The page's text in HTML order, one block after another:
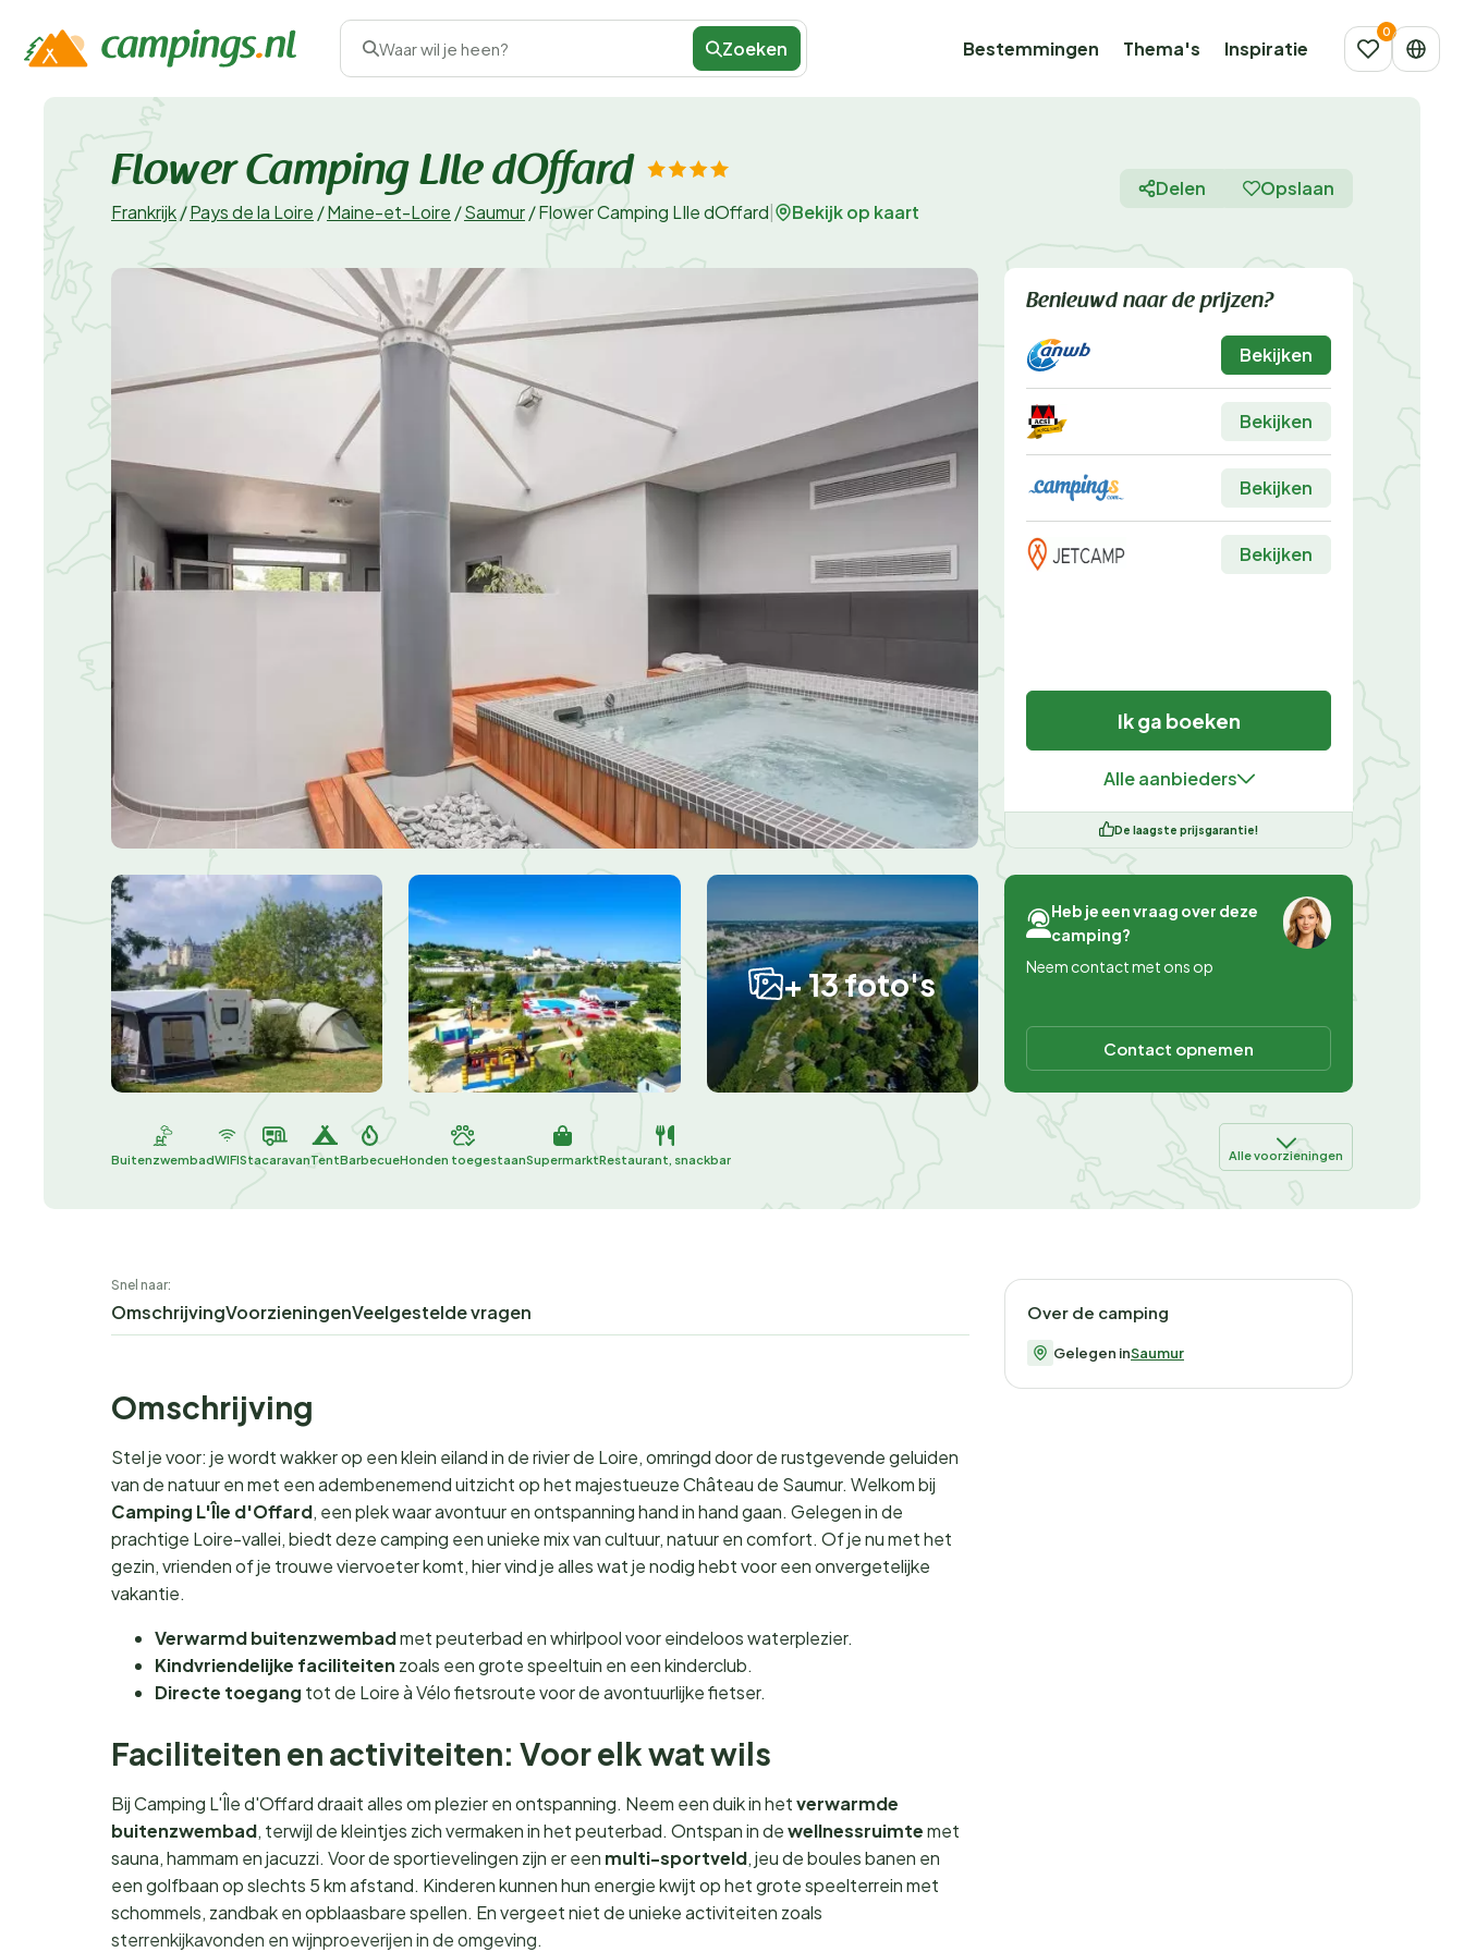
Waar wil je heen? Zoeken Bestemmingen Thema's Inspiratie
Flower Camping LIle dOffard
Frankrijk/Pays de la Loire /Maine-et-Loire /Saumur/Flower Camping LIle dOffard Bekijk op kaart
Delen Opslaan
+ 13 foto's
Benieuwd naar de prijzen?
Bekijken
Bekijken
Bekijken
Bekijken
Ik ga boeken
Alle aanbieders
De laagste prijsgarantie!
Heb je een vraag over deze
camping?
Neem contact met ons op
Contact opnemen
BuitenzwembadWIFIStacaravanTentBarbecueHonden toegestaanSupermarktRestaurant, snackbar Alle voorzieningen
Snel naar:
OmschrijvingVoorzieningenVeelgestelde vragen
Omschrijving
Stel je voor: je wordt wakker op een klein eiland in de rivier de Loire, omringd door de rustgevende geluiden
van de natuur en met een adembenemend uitzicht op het majestueuze Château de Saumur. Welkom bij
Camping L'Île d'Offard, een plek waar avontuur en ontspanning hand in hand gaan. Gelegen in de
prachtige Loire-vallei, biedt deze camping een unieke mix van cultuur, natuur en comfort. Of je nu met het
gezin, vrienden of je trouwe viervoeter komt, hier vind je alles wat je nodig hebt voor een onvergetelijke
vakantie.
Verwarmd buitenzwembadmet peuterbad en whirlpool voor eindeloos waterplezier.
Kindvriendelijke faciliteiten zoals een grote speeltuin en een kinderclub.
Directe toegang tot de Loire à Vélo fietsroute voor de avontuurlijke fietser.
Faciliteiten en activiteiten: Voor elk wat wils
Bij Camping L'Île d'Offard draait alles om plezier en ontspanning. Neem een duik in hetverwarmde
buitenzwembad, terwijl de kleintjes zich vermaken in het peuterbad. Ontspan in dewellnessruimtemet
sauna, hammam en jacuzzi. Voor de sportievelingen zijn er een multi-sportveld, jeu de boules banen en
een golfbaan op slechts 5 km afstand. Kinderen kunnen hun energie kwijt op het grote speelterrein met
schommels, zandbak en opblaasbare spellen. En vergeet niet de unieke activiteiten zoals
sterrenkijkavonden en wijnproeverijen in de omgeving.
Over de camping
Gelegen inSaumur